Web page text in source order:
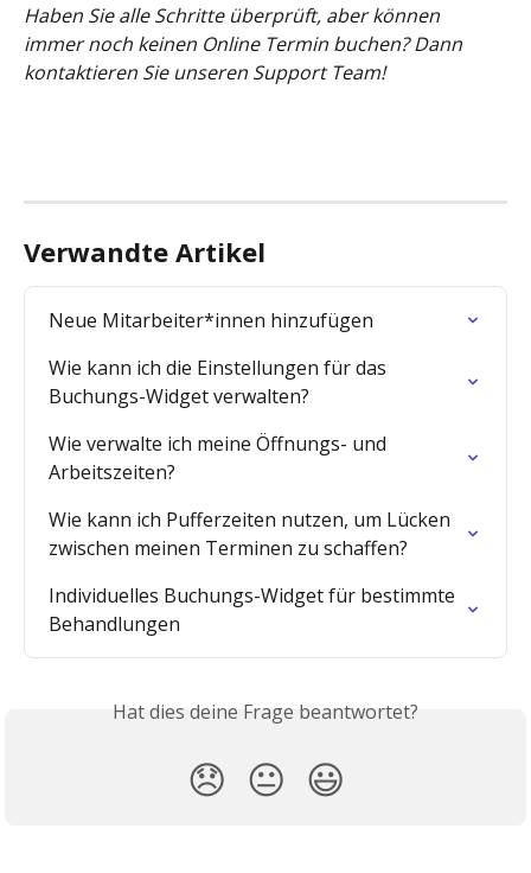
Haben Sie alle Schritte überprüft, aber können
immer noch keinen Online Termin buchen? Dann
kontaktieren Sie unseren Support Team!
Verwandte Artikel
Neue Mitarbeiter*innen hinzufügen
Wie kann ich die Einstellungen für das
Buchungs-Widget verwalten?
Wie verwalte ich meine Öffnungs- und
Arbeitszeiten?
Wie kann ich Pufferzeiten nutzen, um Lücken
zwischen meinen Terminen zu schaffen?
Individuelles Buchungs-Widget für bestimmte
Behandlungen
Hat dies deine Frage beantwortet?
😞 😐 😃